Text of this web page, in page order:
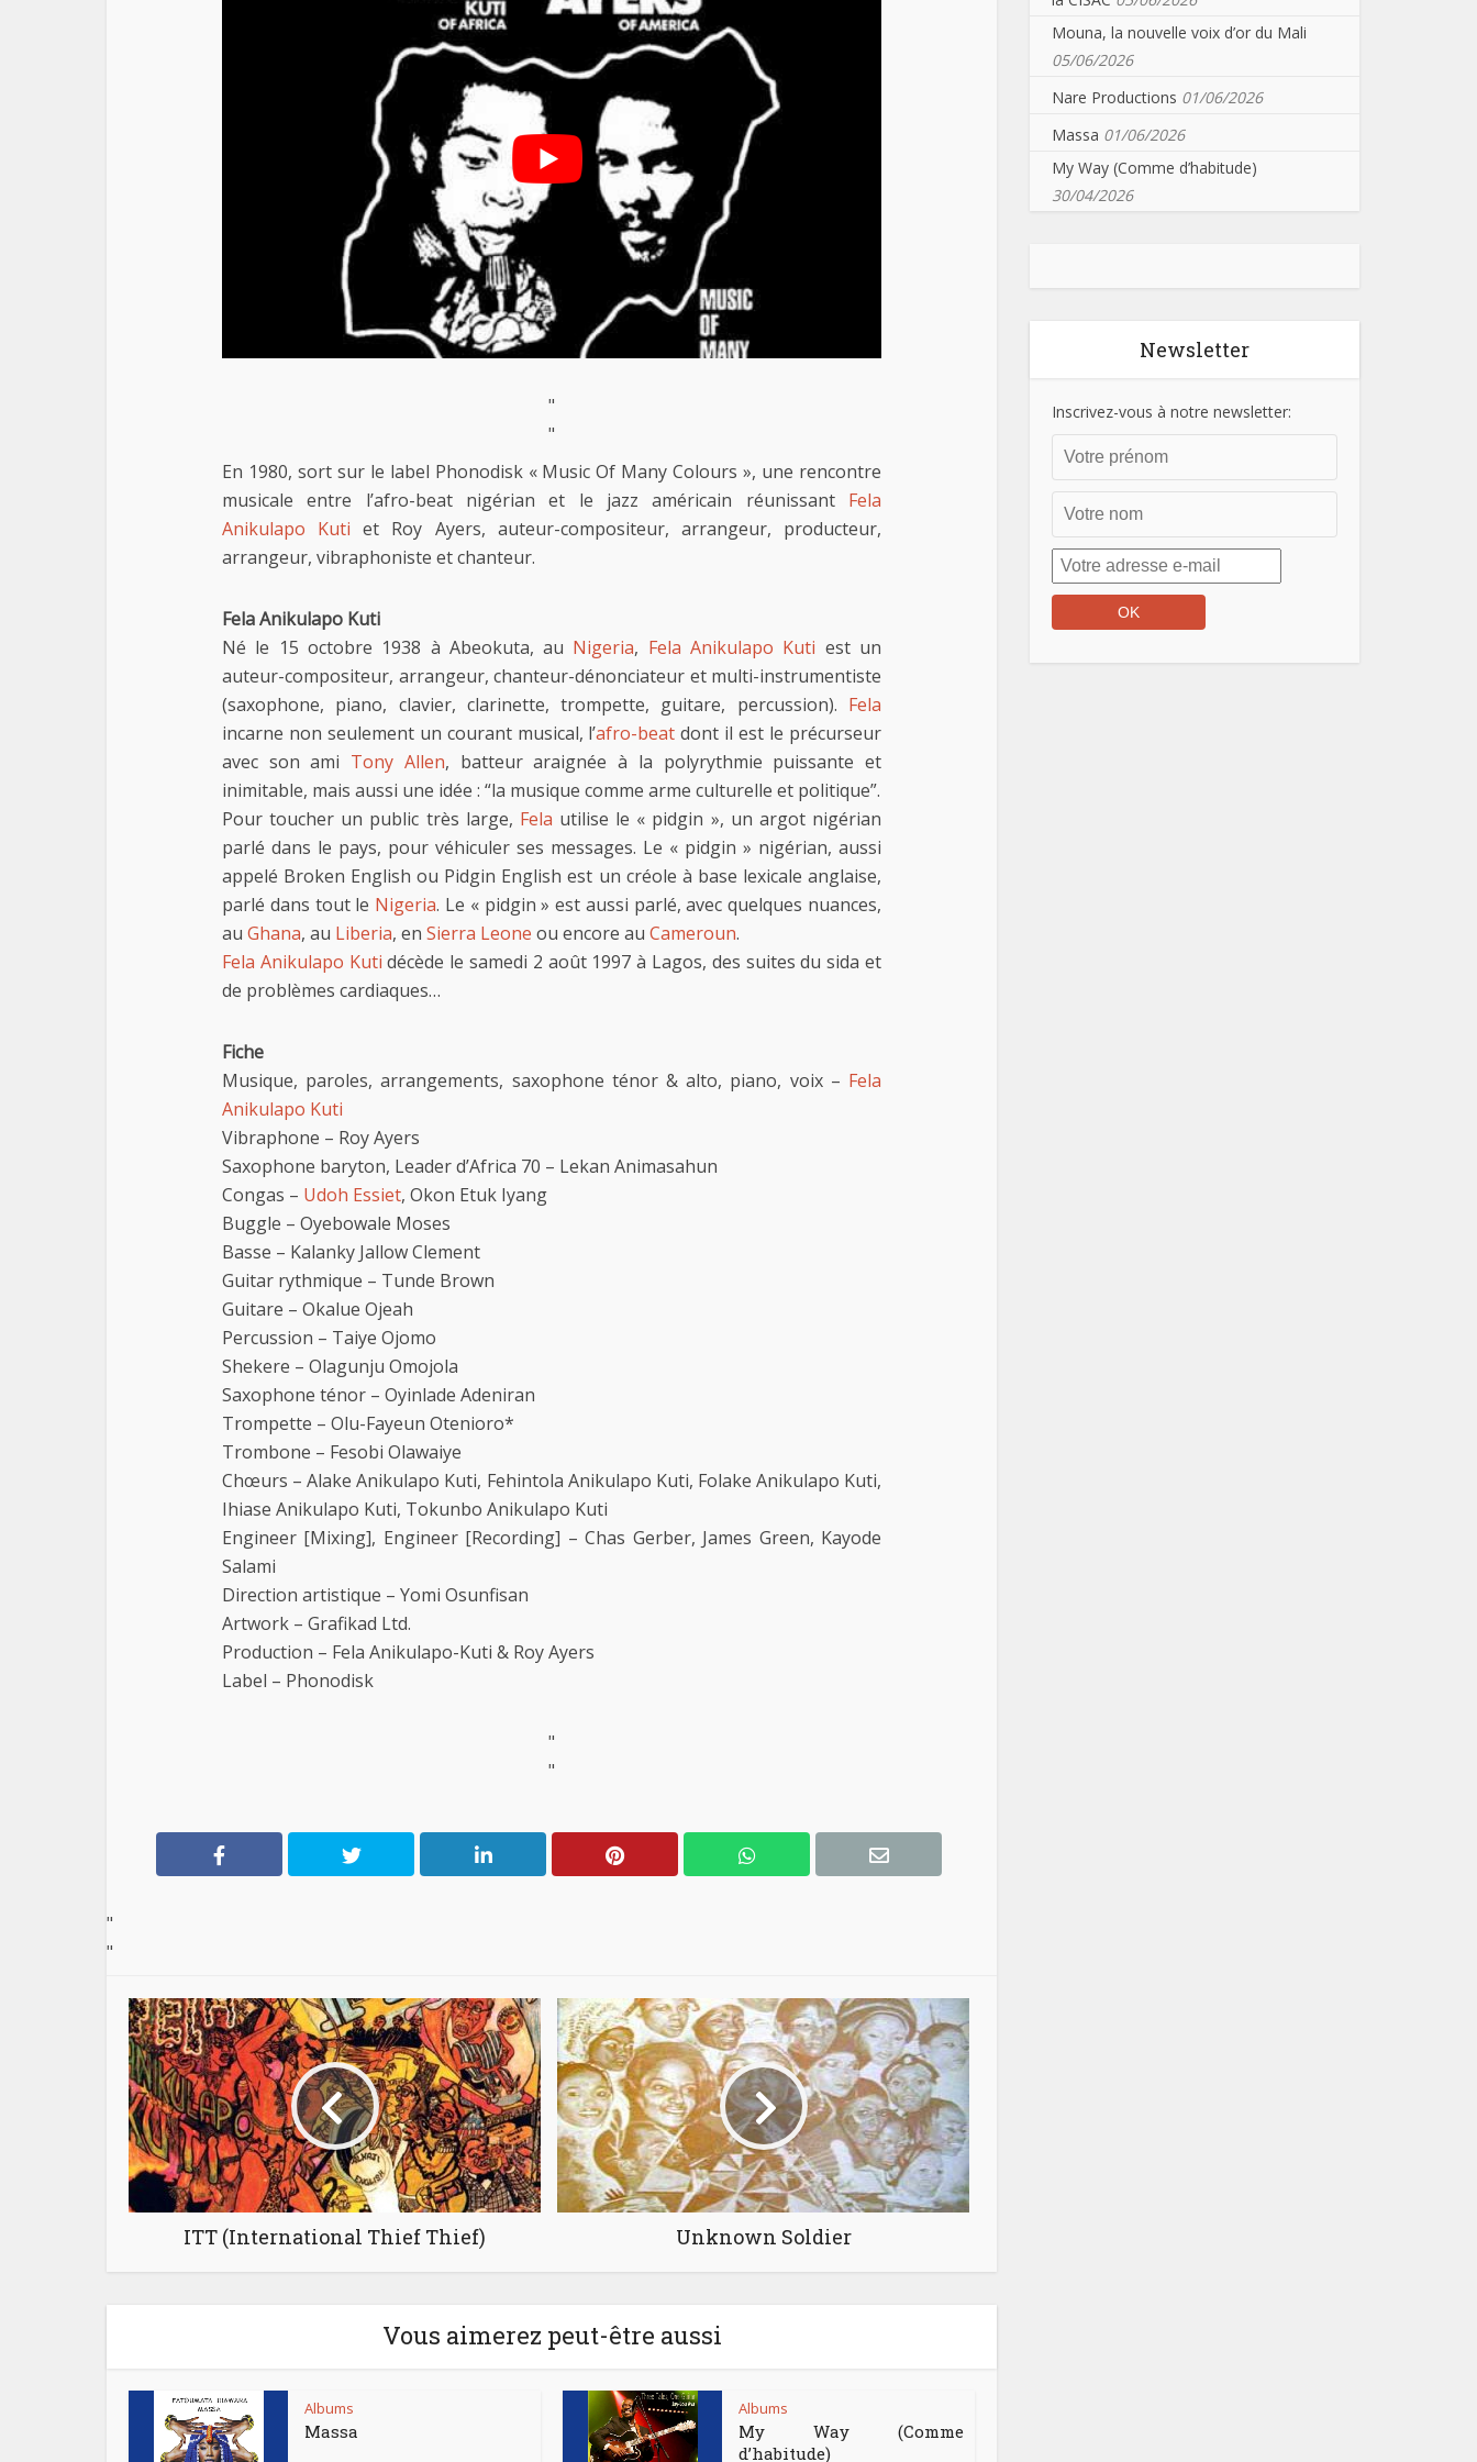
"
"
En 1980, sort sur le label Phonodisk « Music Of Many Colours », une rencontre
musicale entre l’afro-beat nigérian et le jazz américain réunissant Fela
Anikulapo Kuti et Roy Ayers, auteur-compositeur, arrangeur, producteur,
arrangeur, vibraphoniste et chanteur.
Fela Anikulapo Kuti
Né le 15 octobre 1938 à Abeokuta, au Nigeria, Fela Anikulapo Kuti est un
auteur-compositeur, arrangeur, chanteur-dénonciateur et multi-instrumentiste
(saxophone, piano, clavier, clarinette, trompette, guitare, percussion). Fela
incarne non seulement un courant musical, l’afro-beat dont il est le précurseur
avec son ami Tony Allen, batteur araignée à la polyrythmie puissante et
inimitable, mais aussi une idée : “la musique comme arme culturelle et politique”.
Pour toucher un public très large, Fela utilise le « pidgin », un argot nigérian
parlé dans le pays, pour véhiculer ses messages. Le « pidgin » nigérian, aussi
appelé Broken English ou Pidgin English est un créole à base lexicale anglaise,
parlé dans tout le Nigeria. Le « pidgin » est aussi parlé, avec quelques nuances,
au Ghana, au Liberia, en Sierra Leone ou encore au Cameroun.
Fela Anikulapo Kuti décède le samedi 2 août 1997 à Lagos, des suites du sida et
de problèmes cardiaques…
Fiche
Musique, paroles, arrangements, saxophone ténor & alto, piano, voix – Fela
Anikulapo Kuti
Vibraphone – Roy Ayers
Saxophone baryton, Leader d’Africa 70 – Lekan Animasahun
Congas – Udoh Essiet, Okon Etuk Iyang
Buggle – Oyebowale Moses
Basse – Kalanky Jallow Clement
Guitar rythmique – Tunde Brown
Guitare – Okalue Ojeah
Percussion – Taiye Ojomo
Shekere – Olagunju Omojola
Saxophone ténor – Oyinlade Adeniran
Trompette – Olu-Fayeun Otenioro*
Trombone – Fesobi Olawaiye
Chœurs – Alake Anikulapo Kuti, Fehintola Anikulapo Kuti, Folake Anikulapo Kuti,
Ihiase Anikulapo Kuti, Tokunbo Anikulapo Kuti
Engineer [Mixing], Engineer [Recording] – Chas Gerber, James Green, Kayode
Salami
Direction artistique – Yomi Osunfisan
Artwork – Grafikad Ltd.
Production – Fela Anikulapo-Kuti & Roy Ayers
Label – Phonodisk
"
"
"
"
ITT (International Thief Thief) Unknown Soldier
Vous aimerez peut-être aussi
Albums
Massa
Albums
My Way (Comme
d’habitude)
Mouna, la nouvelle voix d’or du Mali
05/06/2026
Nare Productions 01/06/2026
Massa 01/06/2026
My Way (Comme d’habitude)
30/04/2026
Newsletter
Inscrivez-vous à notre newsletter: